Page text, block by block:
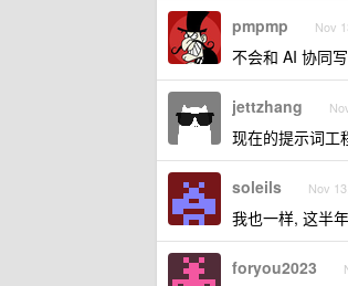
pmpmp Nov
不会和 AI 协同
jettzhang
现在的提示词工
soleils Nov
我也一样, 这半
foryou2023